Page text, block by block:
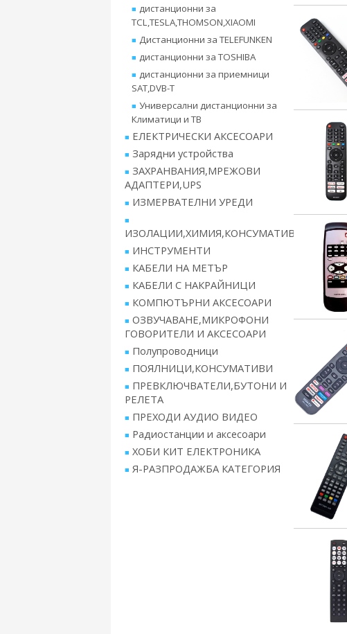
дистанционни за
TCL,TESLA,THOMSON,XIAOMI
Дистанционни за TELEFUNKEN
дистанционни за TOSHIBA
дистанционни за приемници
SAT,DVB-T
Универсални дистанционни за
Климатици и ТВ
ЕЛЕКТРИЧЕСКИ АКСЕСОАРИ
Зарядни устройства
ЗАХРАНВАНИЯ,МРЕЖОВИ
АДАПТЕРИ,UPS
ИЗМЕРВАТЕЛНИ УРЕДИ
ИЗОЛАЦИИ,ХИМИЯ,КОНСУМАТИВ
ИНСТРУМЕНТИ
КАБЕЛИ НА МЕТЪР
КАБЕЛИ С НАКРАЙНИЦИ
КОМПЮТЪРНИ АКСЕСОАРИ
ОЗВУЧАВАНЕ,МИКРОФОНИ
ГОВОРИТЕЛИ И АКСЕСОАРИ
Полупроводници
ПОЯЛНИЦИ,КОНСУМАТИВИ
ПРЕВКЛЮЧВАТЕЛИ,БУТОНИ И
РЕЛЕТА
ПРЕХОДИ АУДИО ВИДЕО
Радиостанции и аксесоари
ХОБИ КИТ ЕЛЕКТРОНИКА
Я-РАЗПРОДАЖБА КАТЕГОРИЯ